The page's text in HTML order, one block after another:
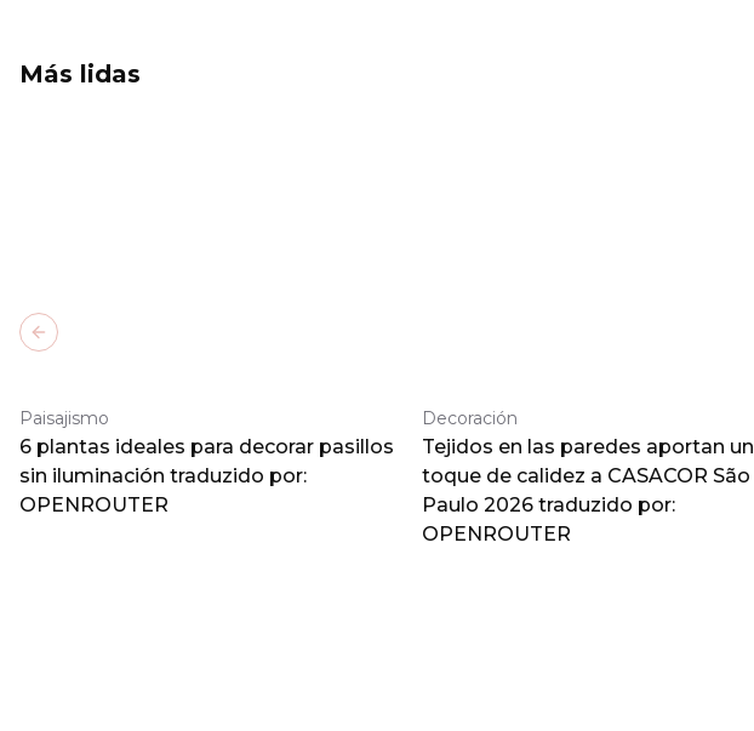
Más lidas
Paisajismo
6 plantas ideales para decorar pasillos
sin iluminación traduzido por:
OPENROUTER
Decoración
Tejidos en las paredes aportan un
toque de calidez a CASACOR São
Paulo 2026 traduzido por:
OPENROUTER
Previous slide